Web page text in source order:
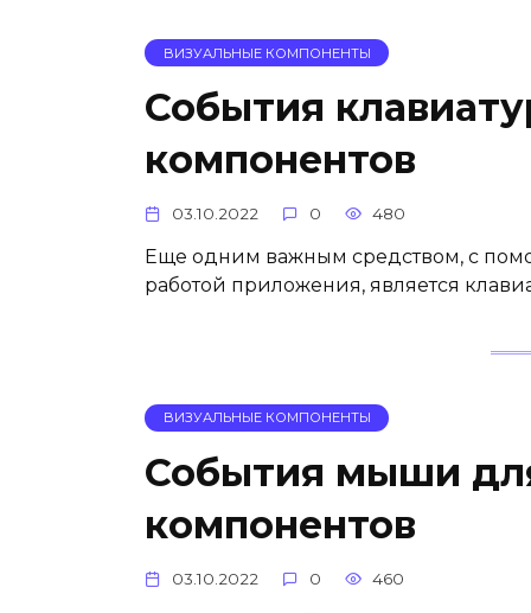
ВИЗУАЛЬНЫЕ КОМПОНЕНТЫ
События
компонентов
03.10.2022 0 480
Еще одним важным средством, с
работой приложения, является
ВИЗУАЛЬНЫЕ КОМПОНЕНТЫ
События мыши
компонентов
03.10.2022 0 460